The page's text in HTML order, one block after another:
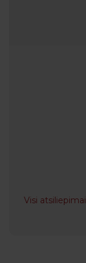
Visi atsiliepimai